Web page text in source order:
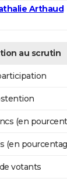
Arthaud
au scrutin
(en
(en
votants